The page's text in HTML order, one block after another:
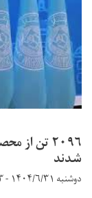
۲۰۹۶ تن از
شدند
دوشنبه ۱۴۰۴/۶/۳۱ - ۸:۵۳